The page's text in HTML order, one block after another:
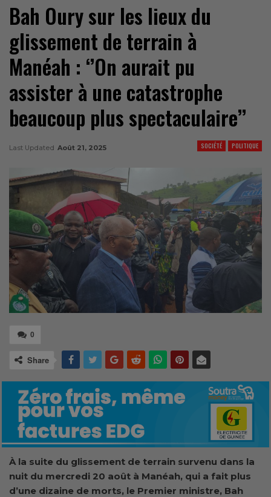
Bah Oury sur les lieux du
glissement de terrain à
Manéah : ‘’On aurait pu
assister à une catastrophe
beaucoup plus spectaculaire’’
SOCIÉTÉ POLITIQUE
Last Updated Août 21, 2025
0
Share
À la suite du glissement de terrain survenu dans la
nuit du mercredi 20 août à Manéah, qui a fait plus
d’une dizaine de morts, le Premier ministre, Bah